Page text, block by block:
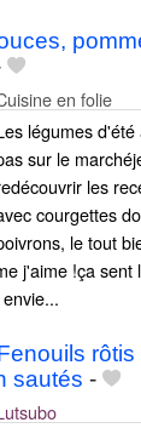
en folie
légumes
sur le
les
courgettes
le tout
j'aime !ça sent
sautés -